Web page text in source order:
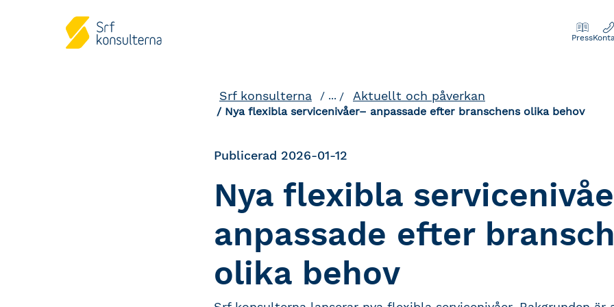
Press
Srf konsulterna ... Aktuellt och påverkan
Nya flexibla servicenivåer– anpassade efter branschens olika behov
Publicerad 2026-01-12
Nya flexibla
anpassade efter
olika behov